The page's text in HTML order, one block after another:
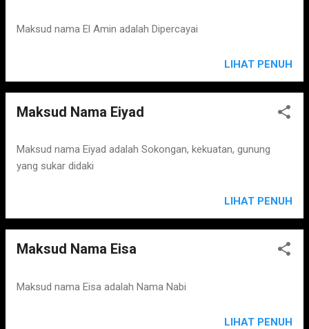
Maksud nama El Amin adalah Dipercayai
LIHAT PENUH
Maksud Nama Eiyad
Maksud nama Eiyad adalah Sokongan, kekuatan, gunung
yang sukar didaki
LIHAT PENUH
Maksud Nama Eisa
Maksud nama Eisa adalah Nama Nabi
LIHAT PENUH